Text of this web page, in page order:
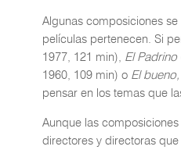
Algunas composiciones
películas pertenecen. Si
1977, 121 min), El Padrino
1960, 109 min) o El
pensar en los temas que
Aunque las
directores y directoras